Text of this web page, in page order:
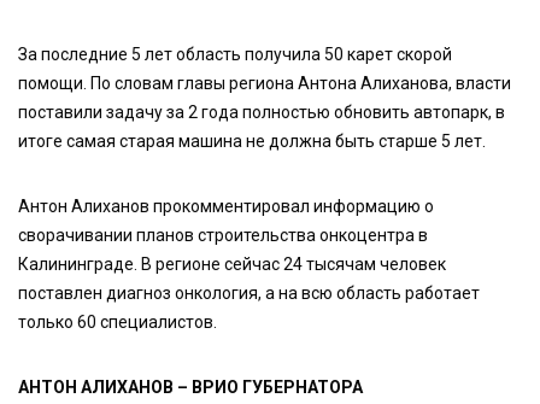
За последние 5 лет область получила 50 карет скорой
помощи. По словам главы региона Антона Алиханова, власти
поставили задачу за 2 года полностью обновить автопарк, в
итоге самая старая машина не должна быть старше 5 лет.
Антон Алиханов прокомментировал информацию о
сворачивании планов строительства онкоцентра в
Калининграде. В регионе сейчас 24 тысячам человек
поставлен диагноз онкология, а на всю область работает
только 60 специалистов.
АНТОН АЛИХАНОВ – ВРИО ГУБЕРНАТОРА